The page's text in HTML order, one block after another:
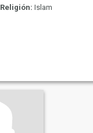
Religión: Islam